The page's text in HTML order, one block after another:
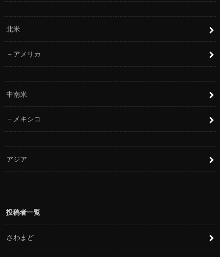
北米
アメリカ
中南米
メキシコ
アジア
投稿者一覧
さわまど